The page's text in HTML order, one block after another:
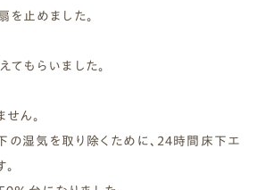
止めました。
もらいました。
ん。
の湿気を取り除くために、２４時間床下エ